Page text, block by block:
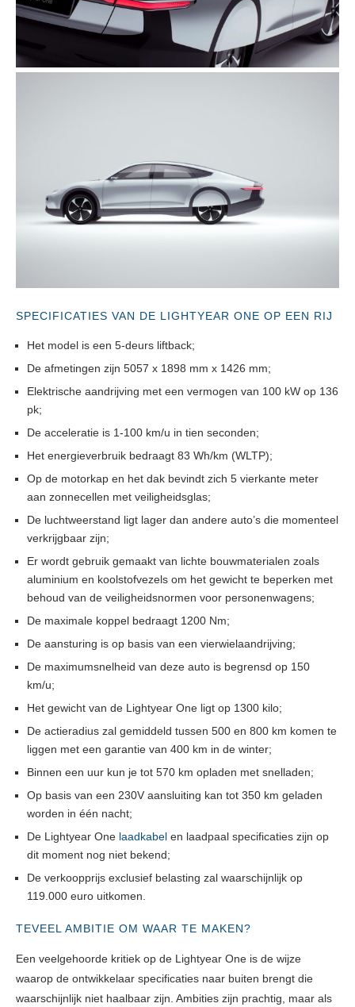
SPECIFICATIES VAN DE LIGHTYEAR ONE OP EEN RIJ
Het model is een 5-deurs liftback;
De afmetingen zijn 5057 x 1898 mm x 1426 mm;
Elektrische aandrijving met een vermogen van 100 kW op 136
pk;
De acceleratie is 1-100 km/u in tien seconden;
Het energieverbruik bedraagt 83 Wh/km (WLTP);
Op de motorkap en het dak bevindt zich 5 vierkante meter
aan zonnecellen met veiligheidsglas;
De luchtweerstand ligt lager dan andere auto’s die momenteel
verkrijgbaar zijn;
Er wordt gebruik gemaakt van lichte bouwmaterialen zoals
aluminium en koolstofvezels om het gewicht te beperken met
behoud van de veiligheidsnormen voor personenwagens;
De maximale koppel bedraagt 1200 Nm;
De aansturing is op basis van een vierwielaandrijving;
De maximumsnelheid van deze auto is begrensd op 150
km/u;
Het gewicht van de Lightyear One ligt op 1300 kilo;
De actieradius zal gemiddeld tussen 500 en 800 km komen te
liggen met een garantie van 400 km in de winter;
Binnen een uur kun je tot 570 km opladen met snelladen;
Op basis van een 230V aansluiting kan tot 350 km geladen
worden in één nacht;
De Lightyear One laadkabel en laadpaal specificaties zijn op
dit moment nog niet bekend;
De verkoopprijs exclusief belasting zal waarschijnlijk op
119.000 euro uitkomen.
TEVEEL AMBITIE OM WAAR TE MAKEN?
Een veelgehoorde kritiek op de Lightyear One is de wijze
waarop de ontwikkelaar specificaties naar buiten brengt die
waarschijnlijk niet haalbaar zijn. Ambities zijn prachtig, maar als